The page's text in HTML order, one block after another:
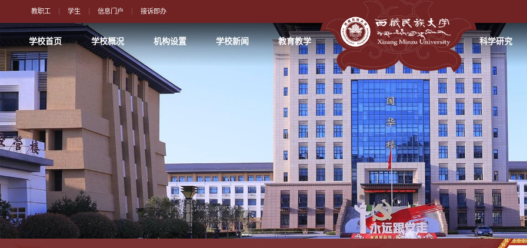
教职工 学生 信息门户 接诉即办
学校首页 学校概况 机构设置 学校新闻 教育教学 科学研究